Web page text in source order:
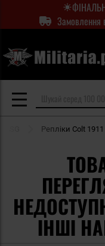
Замовлення
Репліки Colt 1911
ІНШІ